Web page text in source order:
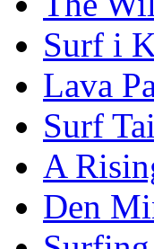
Surf i
Lava
Surf
A
Den